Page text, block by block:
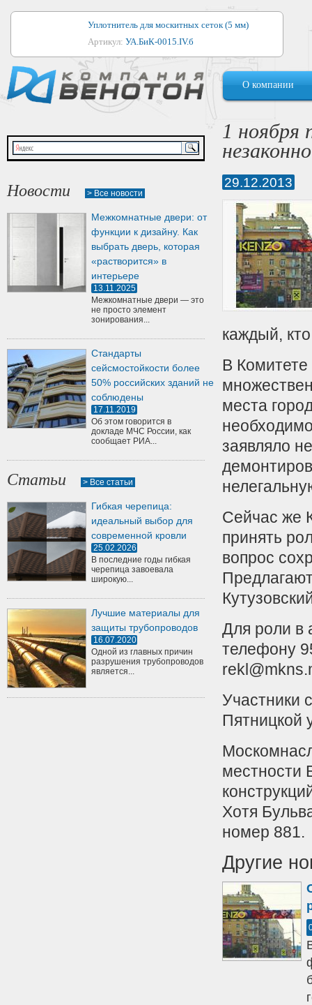
Уплотнитель для москитных сеток (5 мм)
Артикул: УА.БиК-0015.IV.б
Уплотнитель для алюминиевых окон
Артикул:1044
Уплотнитель для деревянных окон
Артикул:УМ.БиК-0062.IV.б
Уплотнитель лоджиевый для (4, 5, 6 мм)
Артикул:
О компании
Новости > Все новости
Межкомнатные двери: от
функции к дизайну. Как
выбрать дверь, которая
«растворится» в
интерьере
13.11.2025
Межкомнатные двери — это
не просто элемент
зонирования...
Стандарты
сейсмостойкости более
50% российских зданий не
соблюдены
17.11.2019
Об этом говорится в
докладе МЧС России, как
сообщает РИА...
Статьи > Все статьи
Гибкая черепица:
идеальный выбор для
современной кровли
25.02.2026
В последние годы гибкая
черепица завоевала
широкую...
Лучшие материалы для
защиты трубопроводов
16.07.2020
Одной из главных причин
разрушения трубопроводов
является...
1 ноября
29.12.2013
каждый,
В Комитете
места
заявляло
Сейчас же
принять
вопрос
Для роли в
телефону
Участники
Пятницкой
местности
Хотя
номер 881.
Другие